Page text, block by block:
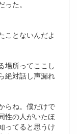
た。
ことないんだよ
場所ってここし
絶対話し声漏れ
らね。僕だけで
性の人がいたほ
ってると思うけ